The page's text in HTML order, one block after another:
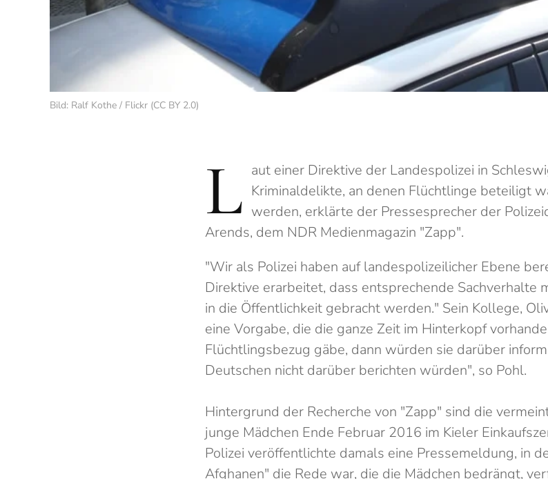
Bild: Ralf Kothe / Flickr (CC BY 2.0)
L aut einer Direktive der Landespolizei in
Kriminaldelikte, an denen Flüchtlinge beteiligt
werden, erklärte der Pressesprecher der
Arends, dem NDR Medienmagazin "Zapp".
"Wir als Polizei haben auf landespolizeilicher Ebene
Direktive erarbeitet, dass entsprechende Sachverhalte
in die Öffentlichkeit gebracht werden." Sein Kollege,
eine Vorgabe, die die ganze Zeit im Hinterkopf
Flüchtlingsbezug gäbe, dann würden sie darüber
Deutschen nicht darüber berichten würden", so Pohl.
Hintergrund der Recherche von "Zapp" sind die
junge Mädchen Ende Februar 2016 im Kieler
Polizei veröffentlichte damals eine Pressemeldung, in
Afghanen" die Rede war, die die Mädchen bedrängt,